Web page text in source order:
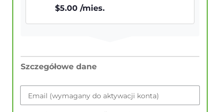
$5.00 /mies.
Szczegółowe dane
Email (wymagany do aktywacji konta)